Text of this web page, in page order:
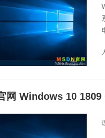
网 Windows 10 1809